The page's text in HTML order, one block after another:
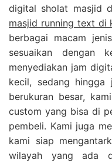
digital sholat masjid d
masjid running text di
berbagai macam
sesuaikan dengan
menyediakan jam
kecil, sedang
berukuran besar,
custom yang bisa di
pembeli. Kami juga
kami siap
wilayah yang ada